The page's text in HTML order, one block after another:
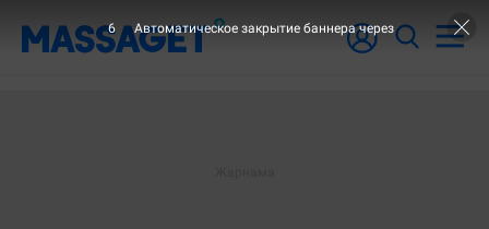
6 Автоматическое закрытие баннера через